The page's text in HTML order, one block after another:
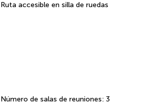
Ruta accesible en silla de ruedas
Número de salas de reuniones: 3